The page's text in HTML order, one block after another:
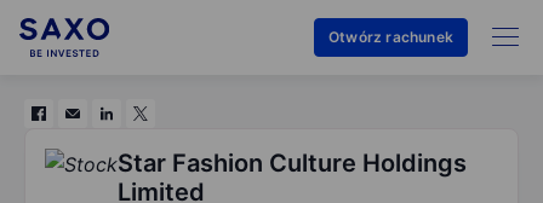
Otwórz rachunek
Star Fashion Culture Holdings
Limited